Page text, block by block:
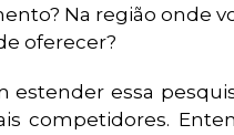
Na região onde
oferecer?
estender essa
competidores.